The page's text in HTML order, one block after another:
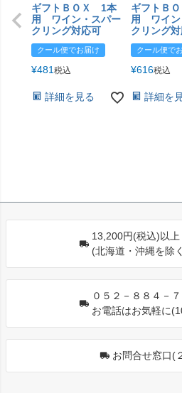
ギフトＢＯＸ 1本
用 ワイン・スパー
クリング対応可
クール便でお届け
¥481 税込
詳細を見る
ギフトＢ
用 ワイン
クリング
クール便で
¥616税込
詳細を
13,200円(税込)以上
(北海道・沖縄を除
０５２－８８４－
お電話はお気軽に
お問合せ窓口(